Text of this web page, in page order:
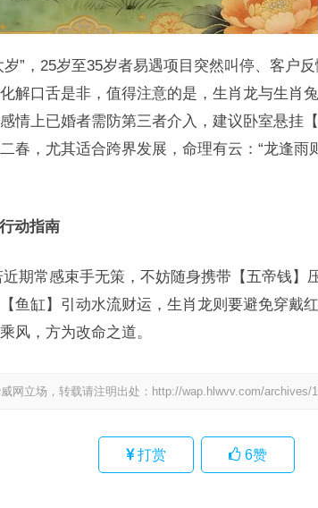
岁”，25岁至35岁者易遇项目突然叫停、客户
解口舌是非，值得注意的是，生肖龙与生肖
情上已婚者需防第三者介入，建议卧室悬挂
春，尤其适合跨界发展，命理有云：“龙逢雨
动指南
期常感束手无策，不妨随身携带【五帝钱】
鱼缸】引动水流财运，生肖龙则要避免穿戴
风，方为改命之道。
网立场，转载请注明出处： http://wap.hlwvv.com/archives/
打赏 6赞